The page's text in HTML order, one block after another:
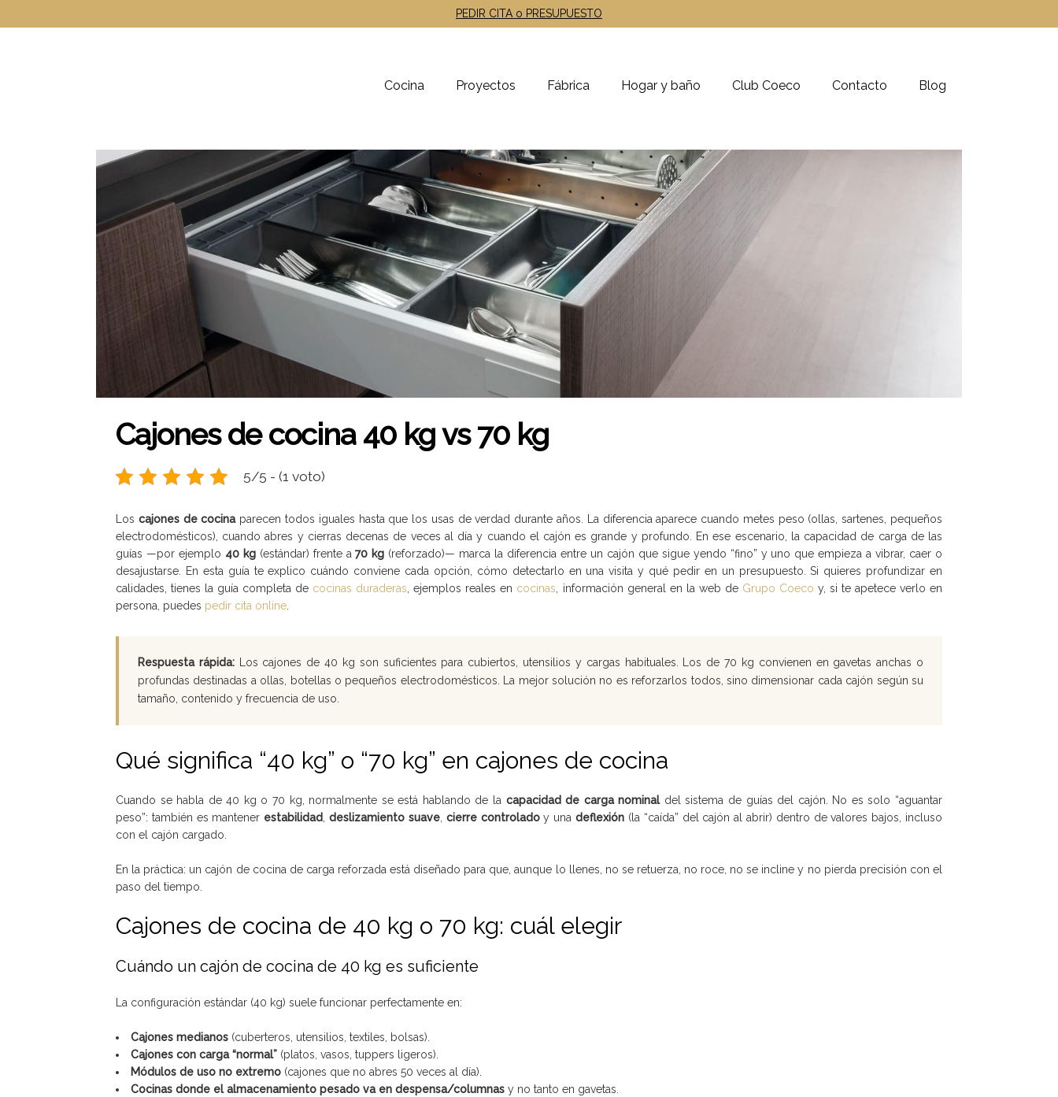
PEDIR CITA o PRESUPUESTO
Cocina Proyectos Fábrica Hogar y baño Club Coeco Contacto Blog
Cajones de cocina 40 kg vs 70 kg
5/5 - (1 voto)
Los cajones de cocinaparecen todos iguales hasta que los usas de verdad durante años. La diferencia aparece cuando metes peso (ollas, sartenes, pequeños
electrodomésticos), cuando abres y cierras decenas de veces al día y cuando el cajón es grande y profundo. En ese escenario, la capacidad de carga de las
guías —por ejemplo 40 kg(estándar) frente a70 kg (reforzado)— marca la diferencia entre un cajón que sigue yendo “fino” y uno que empieza a vibrar, caer o
desajustarse. En esta guía te explico cuándo conviene cada opción, cómo detectarlo en una visita y qué pedir en un presupuesto. Si quieres profundizar en
calidades, tienes la guía completa de cocinas duraderas, ejemplos reales en cocinas, información general en la web de Grupo Coeco y, si te apetece verlo en
persona, puedes pedir cita online.
Respuesta rápida:Los cajones de 40 kg son suficientes para cubiertos, utensilios y cargas habituales. Los de 70 kg convienen en gavetas anchas o
profundas destinadas a ollas, botellas o pequeños electrodomésticos. La mejor solución no es reforzarlos todos, sino dimensionar cada cajón según su
tamaño, contenido y frecuencia de uso.
Qué significa “40 kg” o “70 kg” en cajones de cocina
Cuando se habla de 40 kg o 70 kg, normalmente se está hablando de la capacidad de carga nominaldel sistema de guías del cajón. No es solo “aguantar
peso”: también es mantener estabilidad,deslizamiento suave, cierre controladoy unadeflexión (la “caída” del cajón al abrir) dentro de valores bajos, incluso
con el cajón cargado.
En la práctica: un cajón de cocina de carga reforzada está diseñado para que, aunque lo llenes, no se retuerza, no roce, no se incline y no pierda precisión con el
paso del tiempo.
Cajones de cocina de 40 kg o 70 kg: cuál elegir
Cuándo un cajón de cocina de 40 kg es suficiente
La configuración estándar (40 kg) suele funcionar perfectamente en:
Cajones medianos (cuberteros, utensilios, textiles, bolsas).
Cajones con carga “normal” (platos, vasos, tuppers ligeros).
Módulos de uso no extremo (cajones que no abres 50 veces al día).
Cocinas donde el almacenamiento pesado va en despensa/columnas y no tanto en gavetas.